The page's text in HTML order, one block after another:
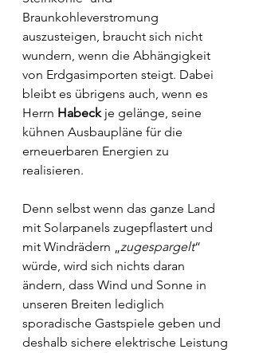
Braunkohleverstromung
auszusteigen, braucht sich nicht
wundern, wenn die Abhängigkeit
von Erdgasimporten steigt. Dabei
bleibt es übrigens auch, wenn es
Herrn Habeck je gelänge, seine
kühnen Ausbaupläne für die
erneuerbaren Energien zu
realisieren.
Denn selbst wenn das ganze Land
mit Solarpanels zugepflastert und
mit Windrädern „zugespargelt“
würde, wird sich nichts daran
ändern, dass Wind und Sonne in
unseren Breiten lediglich
sporadische Gastspiele geben und
deshalb sichere elektrische Leistung